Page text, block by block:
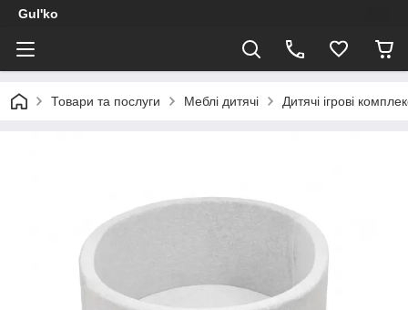
Gul'ko
Товари та послуги Меблі дитячі Дитячі ігрові